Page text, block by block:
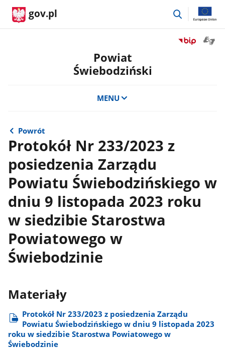
gov.pl
przejdź
Przejdź
Powiat
Świebodziński
MENU
Powrót
Protokół Nr 233/2023 z
posiedzenia Zarządu
Powiatu Świebodzińskiego w
dniu 9 listopada 2023 roku
w siedzibie Starostwa
Powiatowego w
Świebodzinie
Materiały
Protokół Nr 233/2023 z posiedzenia Zarządu
Powiatu Świebodzińskiego w dniu 9 listopada 2023
roku w siedzibie Starostwa Powiatowego w
Świebodzinie